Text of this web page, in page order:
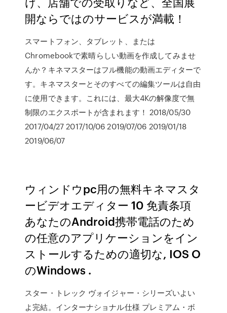
開ならではのサービスが満載！
スマートフォン、タブレット、または
Chromebookで素晴らしい動画を作成してみませ
んか？キネマスターはフル機能の動画エディターで
す。キネマスターとそのすべての編集ツールは自由
に使用できます。これには、最大4Kの解像度で無
制限のエクスポートが含まれます！ 2018/05/30
2017/04/27 2017/10/06 2019/07/06 2019/01/18
2019/06/07
ウィンドウpc用の無料キネマスタ
ービデオエディター 10 免責条項
あなたのAndroid携帯電話のため
の任意のアプリケーションをイン
ストールするための適切な, IOS O
のWindows .
スター・トレック ヴォイジャー・シリーズいよい
よ完結。インターナショナル仕様 プレミアム・ボ